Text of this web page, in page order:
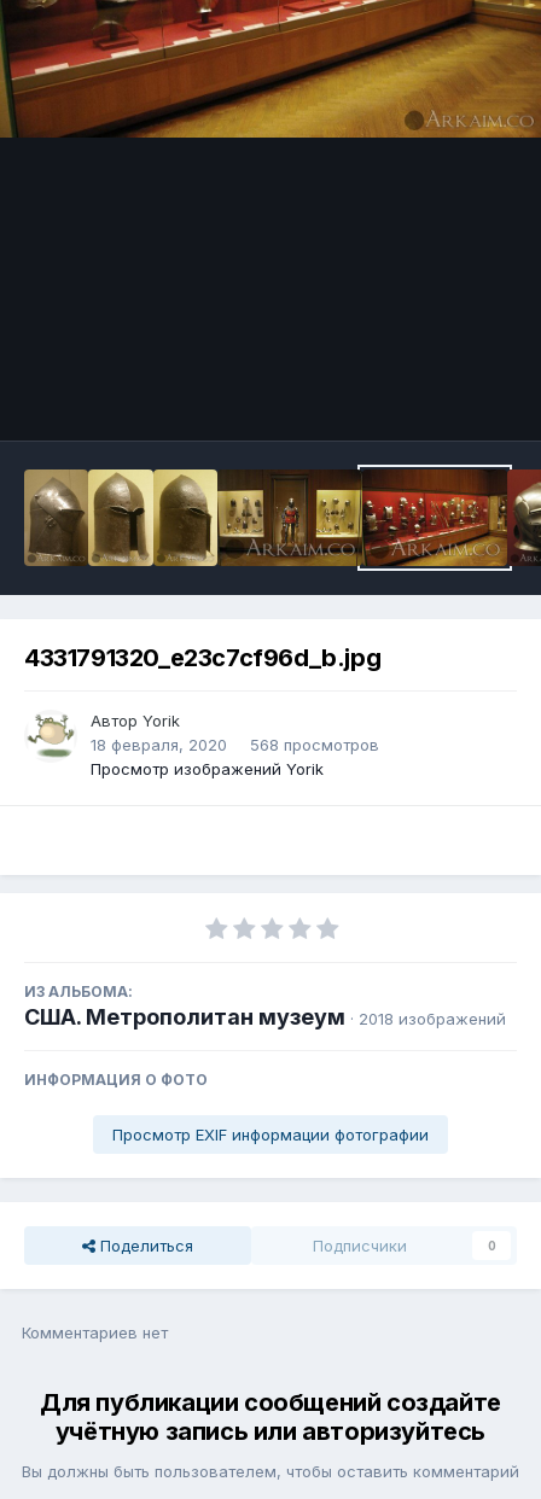
4331791320_e23c7cf96d_b.jpg
Автор Yorik
18 февраля, 2020
568 просмотров
Просмотр изображений Yorik
ИЗ АЛЬБОМА:
США. Метрополитан музеум · 2018 изображений
ИНФОРМАЦИЯ О ФОТО
Просмотр EXIF информации фотографии
Поделиться Подписчики 0
Комментариев нет
Для публикации сообщений создайте
учётную запись или авторизуйтесь
Вы должны быть пользователем, чтобы оставить комментарий